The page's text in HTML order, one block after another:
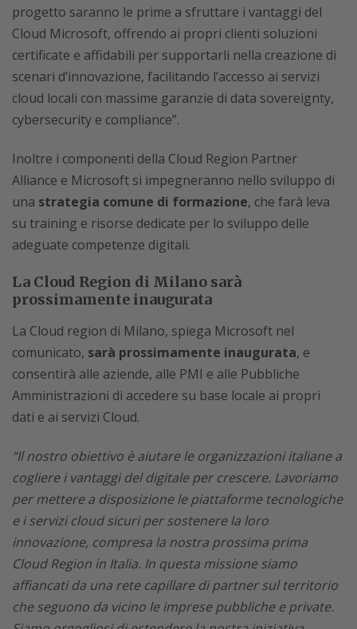
progetto saranno le prime a sfruttare i vantaggi del
Cloud Microsoft, offrendo ai propri clienti soluzioni
certificate e affidabili per supportarli nella creazione di
scenari d’innovazione, facilitando l’accesso ai servizi
cloud locali con massime garanzie di data sovereignty,
cybersecurity e compliance”.
Inoltre i componenti della Cloud Region Partner
Alliance e Microsoft si impegneranno nello sviluppo di
una strategia comune di formazione, che farà leva
su training e risorse dedicate per lo sviluppo delle
adeguate competenze digitali.
La Cloud Region di Milano sarà
prossimamente inaugurata
La Cloud region di Milano, spiega Microsoft nel
comunicato, sarà prossimamente inaugurata, e
consentirà alle aziende, alle PMI e alle Pubbliche
Amministrazioni di accedere su base locale ai propri
dati e ai servizi Cloud.
“Il nostro obiettivo è aiutare le organizzazioni italiane a
cogliere i vantaggi del digitale per crescere. Lavoriamo
per mettere a disposizione le piattaforme tecnologiche
e i servizi cloud sicuri per sostenere la loro
innovazione, compresa la nostra prossima prima
Cloud Region in Italia. In questa missione siamo
affiancati da una rete capillare di partner sul territorio
che seguono da vicino le imprese pubbliche e private.